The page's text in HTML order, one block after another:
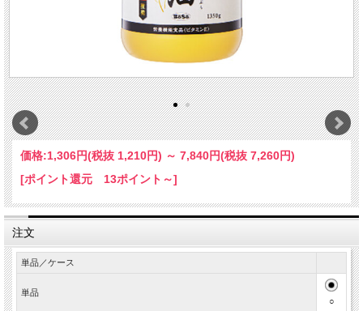
価格:1,306円(税抜 1,210円) ～ 7,840円(税抜 7,260円)
[ポイント還元 13ポイント～]
注文
単品／ケース
単品
○